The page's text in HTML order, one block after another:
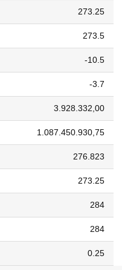
273.25
273.5
-10.5
-3.7
3.928.332,00
1.087.450.930,75
276.823
273.25
284
284
0.25